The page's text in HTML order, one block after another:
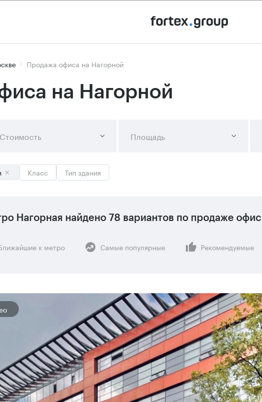
Продажа офиса на Нагорной
на Нагорной
Стоимость Площадь
Класс Тип здания
Нагорная найдено 78 вариантов по продаже
к метро Самые популярные Рекомендуемые